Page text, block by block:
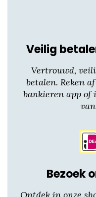
Veilig
Vertrouwd,
betalen. Reken
bankieren app of
Bezoek